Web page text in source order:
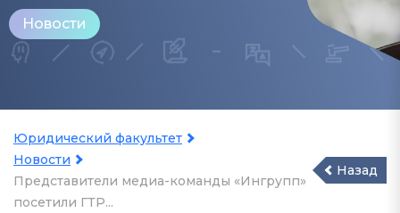
Новости
Юридический факультет
Новости
Представители медиа-команды «Ингрупп»
посетили ГТР...
Назад